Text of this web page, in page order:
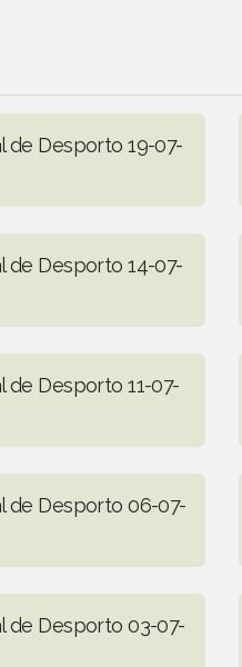
de Desporto 19-07-
de Desporto 14-07-
de Desporto 11-07-
de Desporto 06-07-
de Desporto 03-07-